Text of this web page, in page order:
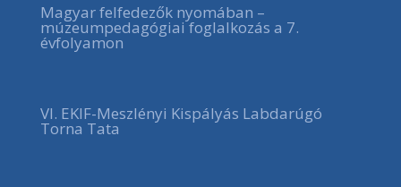
Magyar felfedezők nyomában –
múzeumpedagógiai foglalkozás a 7.
évfolyamon
VI. EKIF-Meszlényi Kispályás Labdarúgó
Torna Tata